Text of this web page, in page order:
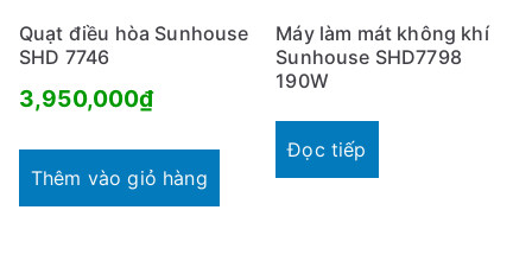
Quạt điều hòa Sunhouse
SHD 7746
3,950,000₫
Thêm vào giỏ hàng
Máy làm mát không khí
Sunhouse SHD7798
190W
Đọc tiếp